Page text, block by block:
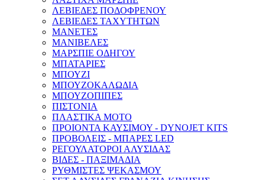
ΛΕΒΙΕΔΕΣ ΠΟΔΟΦΡΕΝΟΥ
ΛΕΒΙΕΔΕΣ ΤΑΧΥΤΗΤΩΝ
ΜΑΝΕΤΕΣ
ΜΑΝΙΒΕΛΕΣ
ΜΑΡΣΠΙΕ ΟΔΗΓΟΥ
ΜΠΑΤΑΡΙΕΣ
ΜΠΟΥΖΙ
ΜΠΟΥΖΟΚΑΛΩΔΙΑ
ΜΠΟΥΖΟΠΙΠΕΣ
ΠΙΣΤΟΝΙΑ
ΠΛΑΣΤΙΚΑ ΜΟΤΟ
ΠΡΟΙΟΝΤΑ ΚΑΥΣΙΜΟΥ - DYNOJET KITS
ΠΡΟΒΟΛΕΙΣ - ΜΠΑΡΕΣ LED
ΡΕΓΟΥΛΑΤΟΡΟΙ ΑΛΥΣΙΔΑΣ
ΒΙΔΕΣ - ΠΑΞΙΜΑΔΙΑ
ΡΥΘΜΙΣΤΕΣ ΨΕΚΑΣΜΟΥ